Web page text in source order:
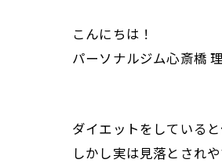
こんにちは！
パーソナルジム心斎橋
ダイエットをしている
しかし実は見落とされ